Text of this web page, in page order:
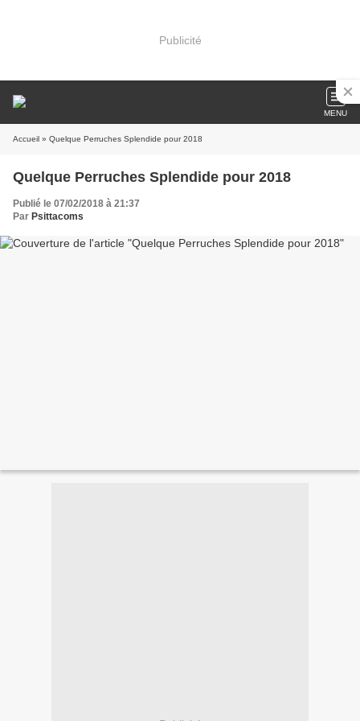
Publicité
MENU
Accueil » Quelque Perruches Splendide pour 2018
Quelque Perruches Splendide pour 2018
Publié le 07/02/2018 à 21:37
Par Psittacoms